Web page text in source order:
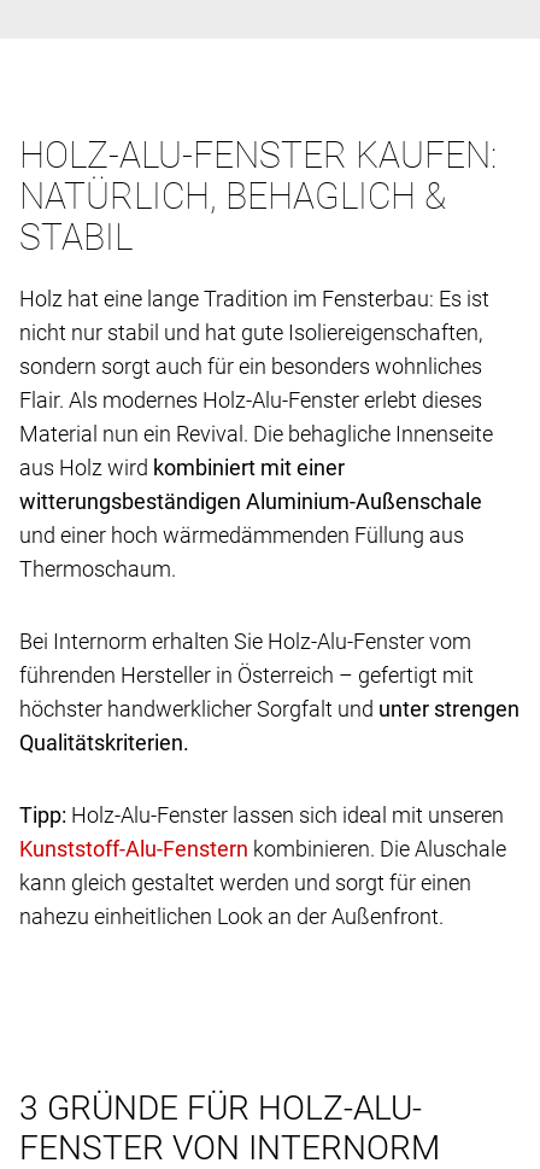
HOLZ-ALU-FENSTER KAUFEN:
NATÜRLICH, BEHAGLICH &
STABIL
Holz hat eine lange Tradition im Fensterbau: Es ist
nicht nur stabil und hat gute Isoliereigenschaften,
sondern sorgt auch für ein besonders wohnliches
Flair. Als modernes Holz-Alu-Fenster erlebt dieses
Material nun ein Revival. Die behagliche Innenseite
aus Holz wird kombiniert mit einer
witterungsbeständigen Aluminium-Außenschale
und einer hoch wärmedämmenden Füllung aus
Thermoschaum.
Bei Internorm erhalten Sie Holz-Alu-Fenster vom
führenden Hersteller in Österreich – gefertigt mit
höchster handwerklicher Sorgfalt und unter strengen
Qualitätskriterien.
Tipp: Holz-Alu-Fenster lassen sich ideal mit unseren
kombinieren. Die Aluschale
kann gleich gestaltet werden und sorgt für einen
nahezu einheitlichen Look an der Außenfront.
3 GRÜNDE FÜR HOLZ-ALU-
FENSTER VON INTERNORM